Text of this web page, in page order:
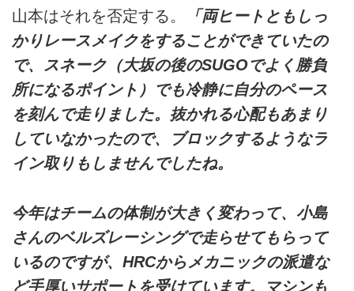
山本はそれを否定する。
「両ヒートともしっ
かりレースメイクをすることができていたの
で、スネーク（大坂の後のSUGOでよく勝負
所になるポイント）でも冷静に自分のペース
を刻んで走りました。抜かれる心配もあまり
していなかったので、ブロックするようなラ
イン取りもしませんでしたね。
今年はチームの体制が大きく変わって、小島
さんのベルズレーシングで走らせてもらって
いるのですが、HRCからメカニックの派遣な
ど手厚いサポートを受けています。マシンも